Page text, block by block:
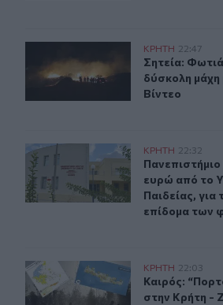
Σητεία: Φωτιά στα Αχλάδια,
ΚΡΗΤΗ 22:47
Σητεία:
Σητεία:
δύσκολη μάχη
Βίντεο
Πανεπιστήμιο Κρήτης: 3,35
ΚΡΗΤΗ 22:32
ευρώ από το
Παιδείας, για
επίδομα των
Καιρός: “Πορτοκαλί”ΚΡΗΤΗ 22:03
Καιρός:
Καιρός:
στην Κρήτη -